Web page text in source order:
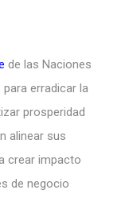
de las Naciones
erradicar la
prosperidad
alinear sus
crear impacto
de negocio